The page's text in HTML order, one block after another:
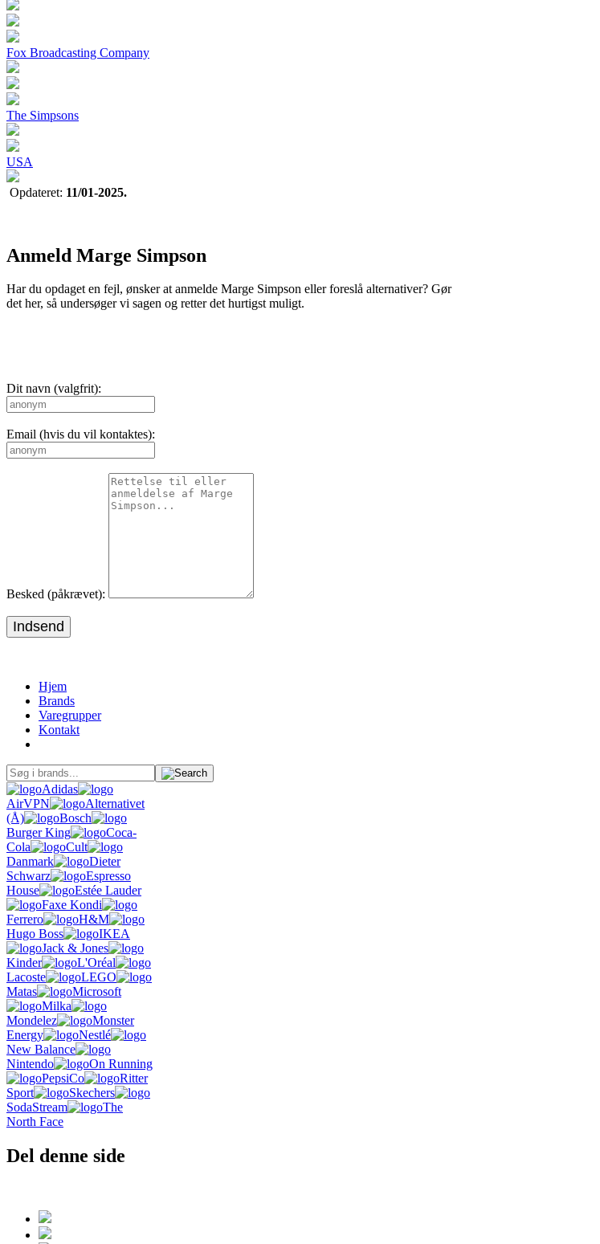
Fox Broadcasting Company
The Simpsons
USA
Opdateret: 11/01-2025.
Anmeld Marge Simpson
Har du opdaget en fejl, ønsker at anmelde Marge Simpson eller foreslå alternativer? Gør
det her, så undersøger vi sagen og retter det hurtigst muligt.
Dit navn (valgfrit):
Email (hvis du vil kontaktes):
Besked (påkrævet):
Indsend
Hjem
Brands
Varegrupper
Kontakt
Adidas
AirVPN
Alternativet
(Å)
Bosch
Burger King
Coca-
Cola
Cult
Danmark
Dieter
Schwarz
Espresso
House
Estée Lauder
Faxe Kondi
Ferrero
H&M
Hugo Boss
IKEA
Jack & Jones
Kinder
L'Oréal
Lacoste
LEGO
Matas
Microsoft
Milka
Mondelez
Monster
Energy
Nestlé
New Balance
Nintendo
On Running
PepsiCo
Ritter
Sport
Skechers
SodaStream
The
North Face
Del denne side